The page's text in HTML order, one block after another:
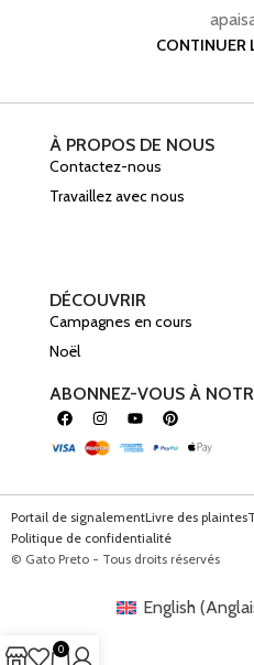
CONTINUER
À PROPOS DE NOUS
Contactez-nous
Travaillez avec nous
DÉCOUVRIR
Campagnes en cours
Noël
ABONNEZ-VOUS À
Portail de signalementLivre des plaintes
Politique de confidentialité
© Gato Preto - Tous droits réservés
0
English (